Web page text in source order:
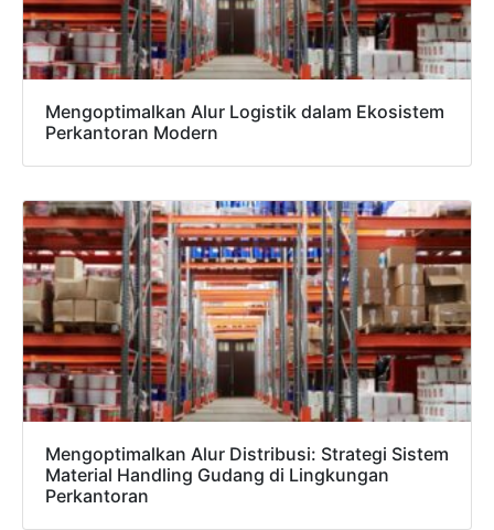
Mengoptimalkan Alur Logistik dalam Ekosistem
Perkantoran Modern
Mengoptimalkan Alur Distribusi: Strategi Sistem
Material Handling Gudang di Lingkungan
Perkantoran